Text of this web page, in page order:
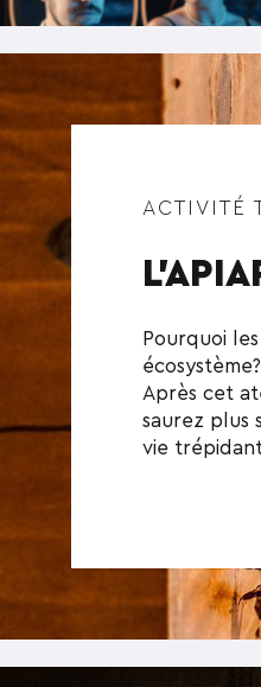
ACTIVITÉ
Pourquoi
écosystème?
Après cet
saurez plus
vie